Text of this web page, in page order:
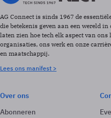
AG Connect is sinds 1967 de
die betekenis geven aan een wereld
laten zien hoe tech elk aspect van ons
organisaties, ons werk en onze
en maatschappij.
Lees ons manifest >
Over ons
Abonneren